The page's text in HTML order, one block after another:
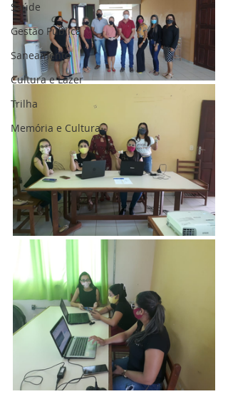
Saúde
Gestão Pública
Saneamento
Cultura e Lazer
Trilha
Memória e Cultura